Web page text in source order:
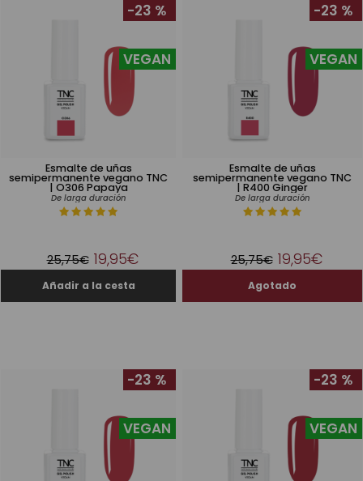
Esmalte de uñas
semipermanente vegano TNC
| O306 Papaya
De larga duración
VEGAN
-23 %
25,75€ 19,95€
Esmalte de uñas
semipermanente vegano TNC
| R400 Ginger
De larga duración
VEGAN
-23 %
25,75€ 19,95€
VEGAN
-23 %
VEGAN
-23 %